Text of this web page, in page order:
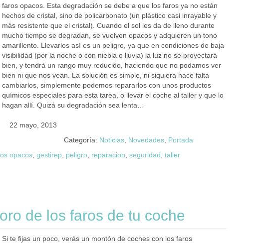
faros opacos. Esta degradación se debe a que los faros ya no están
hechos de cristal, sino de policarbonato (un plástico casi inrayable y
más resistente que el cristal). Cuando el sol les da de lleno durante
mucho tiempo se degradan, se vuelven opacos y adquieren un tono
amarillento. Llevarlos así es un peligro, ya que en condiciones de baja
visibilidad (por la noche o con niebla o lluvia) la luz no se proyectará
bien, y tendrá un rango muy reducido, haciendo que no podamos ver
bien ni que nos vean. La solución es simple, ni siquiera hace falta
cambiarlos, simplemente podemos repararlos con unos productos
químicos especiales para esta tarea, o llevar el coche al taller y que lo
hagan allí. Quizá su degradación sea lenta…
22 mayo, 2013
Categoría: Noticias, Novedades, Portada
opacos gestirep peligro reparacion seguridad taller
de los faros de tu coche
Si te fijas un poco, verás un montón de coches con los faros